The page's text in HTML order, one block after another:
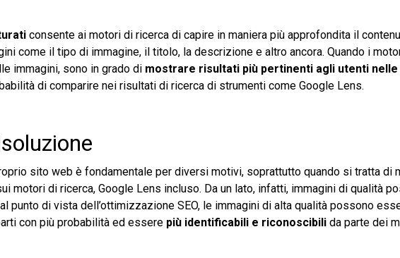
consente ai motori di ricerca di capire in maniera più approfondita il
come il tipo di immagine, il titolo, la descrizione e altro ancora. Quando i
immagini, sono in grado di mostrare risultati più pertinenti agli utenti
di comparire nei risultati di ricerca di strumenti come Google Lens.
sito web è fondamentale per diversi motivi, soprattutto quando si tratta di
motori di ricerca, Google Lens incluso. Da un lato, infatti, immagini di qualità
punto di vista dell’ottimizzazione SEO, le immagini di alta qualità possono
con più probabilità ed essere più identificabili e riconoscibili da parte dei